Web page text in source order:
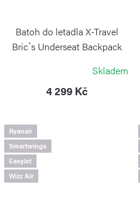
Batoh do letadla X-Travel
Bric`s Underseat Backpack
Skladem
4 299 Kč
Ryanair
Smartwings
EasyJet
Wizz Air